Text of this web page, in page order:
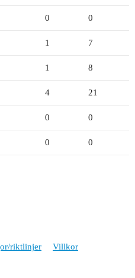
0 0
1 7
1 8
4 21
0 0
0 0
riktlinjer Villkor